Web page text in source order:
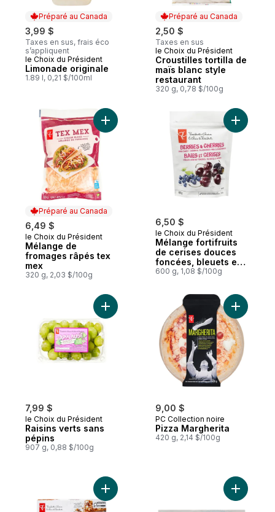
Préparé au Canada
3,99 $
Taxes en sus, frais éco
s’appliquent
Préparé au Canada
le Choix du Président
Limonade originale
1.89 l, 0,21 $/100ml
Préparé au Canada
2,50 $
Taxes en sus
Préparé au Canada
le Choix du Président
Croustilles tortilla de
maïs blanc style
restaurant
320 g, 0,78 $/100g
Préparé au Canada
6,49 $
Préparé au Canada
le Choix du Président
Mélange de
fromages râpés tex
mex
320 g, 2,03 $/100g
Ajouter Mélange de fromages râpés tex
6,50 $
le Choix du Président
Mélange fortifruits
de cerises douces
foncées, bleuets et
mûres, surgelé
600 g, 1,08 $/100g
Ajouter
7,99 $
le Choix du Président
Raisins verts sans
pépins
907 g, 0,88 $/100g
Ajouter Raisins verts sans pépins au
9,00 $
PC Collection noire
Pizza Margherita
420 g, 2,14 $/100g
Ajouter
Ajouter Pain plat au poulet, bacon,Ajouter